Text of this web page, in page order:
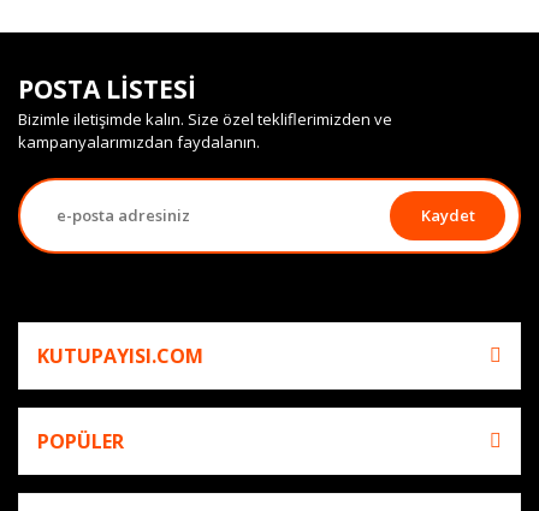
POSTA LİSTESİ
Bizimle iletişimde kalın. Size özel tekliflerimizden ve
kampanyalarımızdan faydalanın.
Kaydet
KUTUPAYISI.COM
POPÜLER